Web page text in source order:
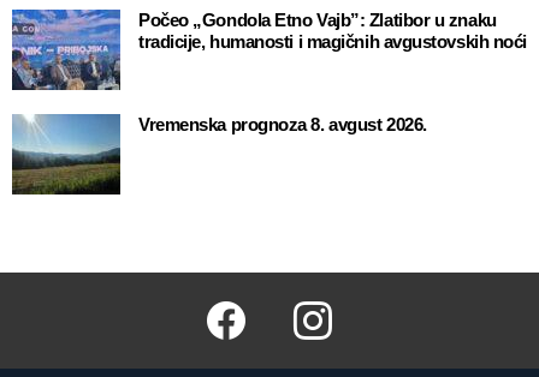
Počeo „Gondola Etno Vajb”: Zlatibor u znaku
tradicije, humanosti i magičnih avgustovskih noći
Vremenska prognoza 8. avgust 2026.
Facebook Instagram